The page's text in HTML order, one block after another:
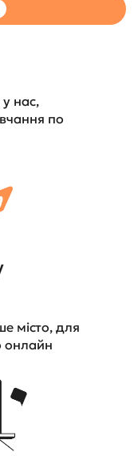
нас,
по
місто, для
онлайн